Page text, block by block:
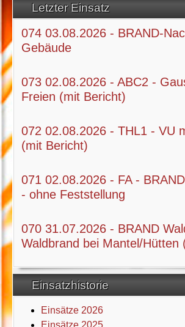
Letzter Einsatz
074 03.08.2026 - BRAND-
Gebäude
073 02.08.2026 - ABC2 -
Freien (mit Bericht)
072 02.08.2026 - THL1 - VU
(mit Bericht)
071 02.08.2026 - FA -
- ohne Feststellung
070 31.07.2026 - BRAND
Waldbrand bei Mantel/Hütten
Einsatzhistorie
Einsätze 2026
Einsätze 2025